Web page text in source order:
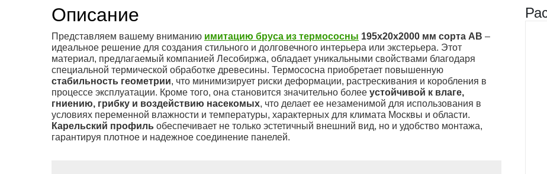
Описание
Представляем вашему вниманию имитацию бруса из термососны 195x20x2000 мм сорта АВ –
идеальное решение для создания стильного и долговечного интерьера или экстерьера. Этот
материал, предлагаемый компанией Лесобиржа, обладает уникальными свойствами благодаря
специальной термической обработке древесины. Термососна приобретает повышенную
стабильность геометрии, что минимизирует риски деформации, растрескивания и коробления в
процессе эксплуатации. Кроме того, она становится значительно более устойчивой к влаге,
гниению, грибку и воздействию насекомых, что делает ее незаменимой для использования в
условиях переменной влажности и температуры, характерных для климата Москвы и области.
Карельский профиль обеспечивает не только эстетичный внешний вид, но и удобство монтажа,
гарантируя плотное и надежное соединение панелей.